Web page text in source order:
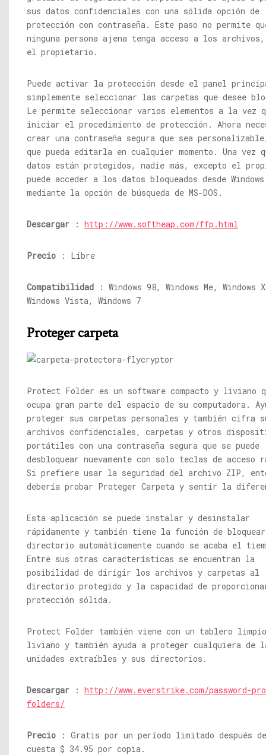
sus datos confidenciales con una sólida opción de
protección con contraseña. Este paso no permite
ninguna persona ajena tenga acceso a los
el propietario.
Puede activar la protección desde el panel
simplemente seleccionar las carpetas que desee
Le permite seleccionar varios elementos a la vez
iniciar el procedimiento de protección. Ahora
crear una contraseña segura que sea
que pueda editarla en cualquier momento. Una vez
datos están protegidos, nadie más, excepto el
puede acceder a los datos bloqueados desde
mediante la opción de búsqueda de MS-DOS.
Descargar : http://www.softheap.com/ffp.html
Precio : Libre
Compatibilidad : Windows 98, Windows Me, Windows
Windows Vista, Windows 7
Proteger carpeta
Protect Folder es un software compacto y liviano
ocupa gran parte del espacio de su computadora.
proteger sus carpetas personales y también cifra
archivos confidenciales, carpetas y otros
portátiles con una contraseña segura que se puede
desbloquear nuevamente con solo teclas de acceso
Si prefiere usar la seguridad del archivo ZIP,
debería probar Proteger Carpeta y sentir la
Esta aplicación se puede instalar y desinstalar
rápidamente y también tiene la función de
directorio automáticamente cuando se acaba el
Entre sus otras características se encuentran la
posibilidad de dirigir los archivos y carpetas al
directorio protegido y la capacidad de
protección sólida.
Protect Folder también viene con un tablero
liviano y también ayuda a proteger cualquiera de
unidades extraíbles y sus directorios.
Descargar : http://www.everstrike.com/password-
folders/
Precio : Gratis por un período limitado después
cuesta $ 34.95 por copia.